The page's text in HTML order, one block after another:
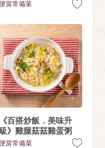
當常備菜
《百搭炒飯．美味升
》雞腿菇菇雞蛋粥
當常備菜